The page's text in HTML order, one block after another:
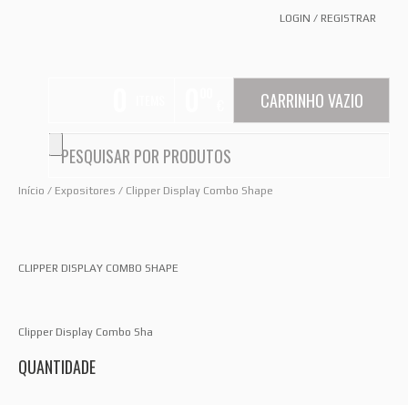
LOGIN / REGISTRAR
CARRINHO VAZIO
Início / Expositores / Clipper Display Combo Shape
CLIPPER DISPLAY COMBO SHAPE
Clipper Display Combo Sha
QUANTIDADE